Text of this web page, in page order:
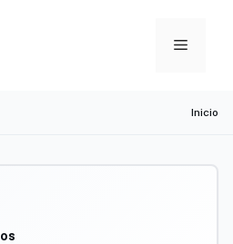
Menu
Inicio